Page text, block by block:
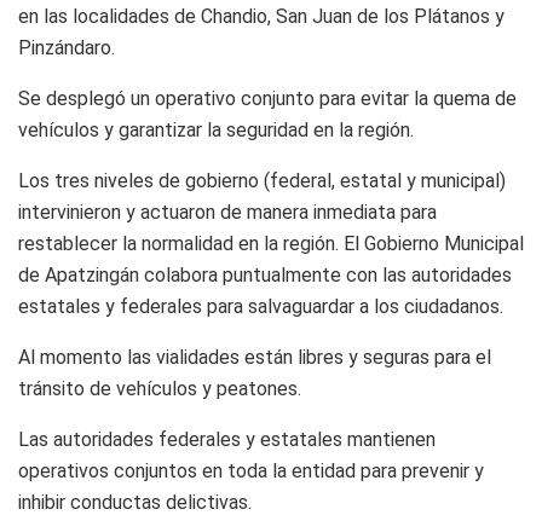
en las localidades de Chandio, San Juan de los Plátanos y
Pinzándaro.
Se desplegó un operativo conjunto para evitar la quema de
vehículos y garantizar la seguridad en la región.
Los tres niveles de gobierno (federal, estatal y municipal)
intervinieron y actuaron de manera inmediata para
restablecer la normalidad en la región. El Gobierno Municipal
de Apatzingán colabora puntualmente con las autoridades
estatales y federales para salvaguardar a los ciudadanos.
Al momento las vialidades están libres y seguras para el
tránsito de vehículos y peatones.
Las autoridades federales y estatales mantienen
operativos conjuntos en toda la entidad para prevenir y
inhibir conductas delictivas.